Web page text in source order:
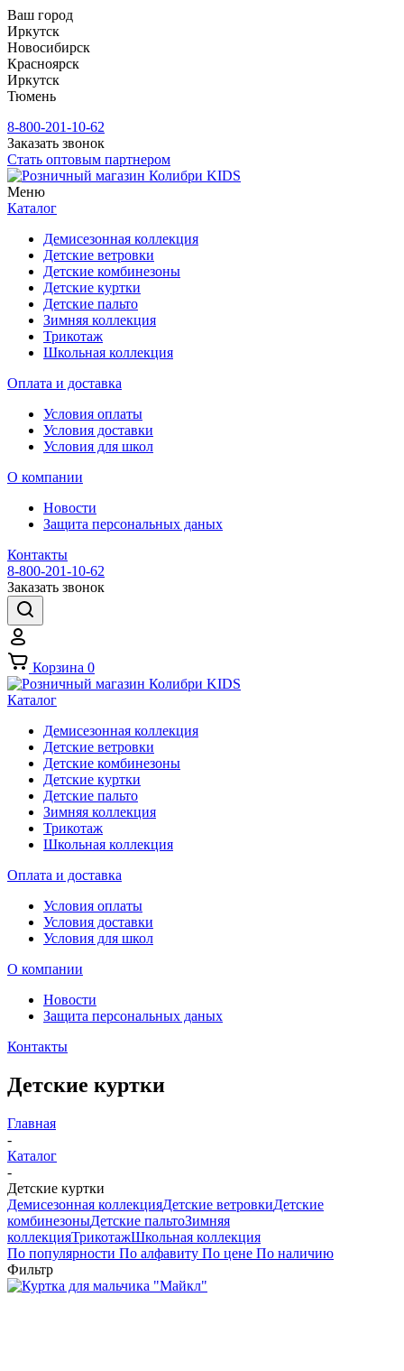
Ваш город
Иркутск
Новосибирск
Красноярск
Иркутск
Тюмень
8-800-201-10-62
Заказать звонок
Стать оптовым партнером
Меню
Каталог
Демисезонная коллекция
Детские ветровки
Детские комбинезоны
Детские куртки
Детские пальто
Зимняя коллекция
Трикотаж
Школьная коллекция
Оплата и доставка
Условия оплаты
Условия доставки
Условия для школ
О компании
Новости
Защита персональных даных
Контакты
8-800-201-10-62
Заказать звонок
Корзина 0
Каталог
Демисезонная коллекция
Детские ветровки
Детские комбинезоны
Детские куртки
Детские пальто
Зимняя коллекция
Трикотаж
Школьная коллекция
Оплата и доставка
Условия оплаты
Условия доставки
Условия для школ
О компании
Новости
Защита персональных даных
Контакты
Детские куртки
Главная
-
Каталог
-
Детские куртки
Демисезонная коллекцияДетские ветровкиДетские
комбинезоныДетские пальтоЗимняя
коллекцияТрикотажШкольная коллекция
По популярности По алфавиту По цене По наличию
Фильтр